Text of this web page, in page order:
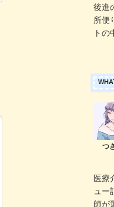
後進
所便
トの
医療
ュー
師が